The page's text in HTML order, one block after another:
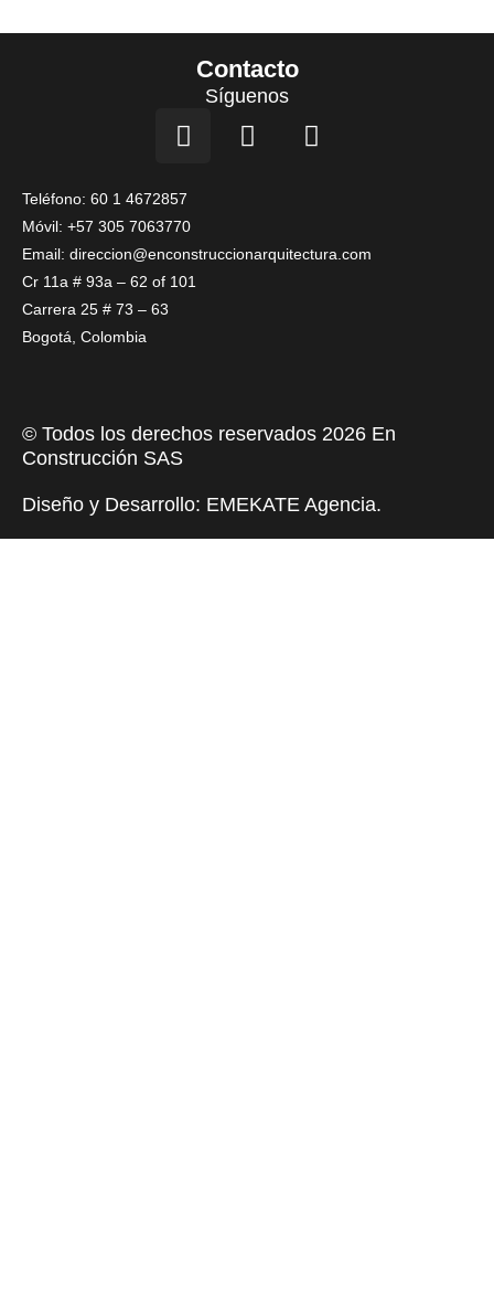
Contacto
Síguenos
I
n
t
a
g
r
F
a
o
L
i
d
Teléfono: 60 1 4672857
Móvil: +57 305 7063770
Email: direccion@enconstruccionarquitectura.com
Cr 11a # 93a – 62 of 101
Carrera 25 # 73 – 63
Bogotá, Colombia
© Todos los derechos reservados 2026 En
Construcción SAS
Diseño y Desarrollo: EMEKATE Agencia.